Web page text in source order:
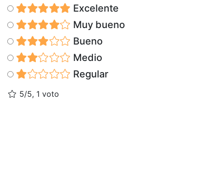
Excelente
Muy bueno
Bueno
Medio
Regular
5/5, 1 voto